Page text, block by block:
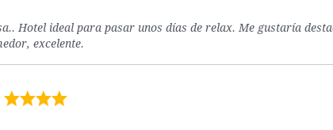
Hotel ideal para pasar unos días de relax. Me gustaría
excelente.